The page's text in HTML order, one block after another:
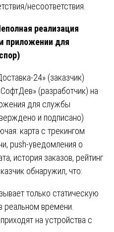
несоответствия.
реализация
приложении для
24» (заказчик)
(разработчик) на
для службы
и подписано)
карта с трекингом
push-уведомления о
история заказов, рейтинг
обнаружил, что:
только статическую
реальном времени.
на устройства с